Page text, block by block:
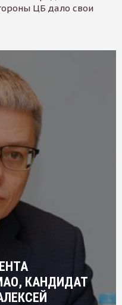
ЦБ дало свои
КАНДИДАТ